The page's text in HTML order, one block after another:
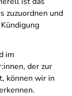
zuzuordnen und
im
der zur
können wir in